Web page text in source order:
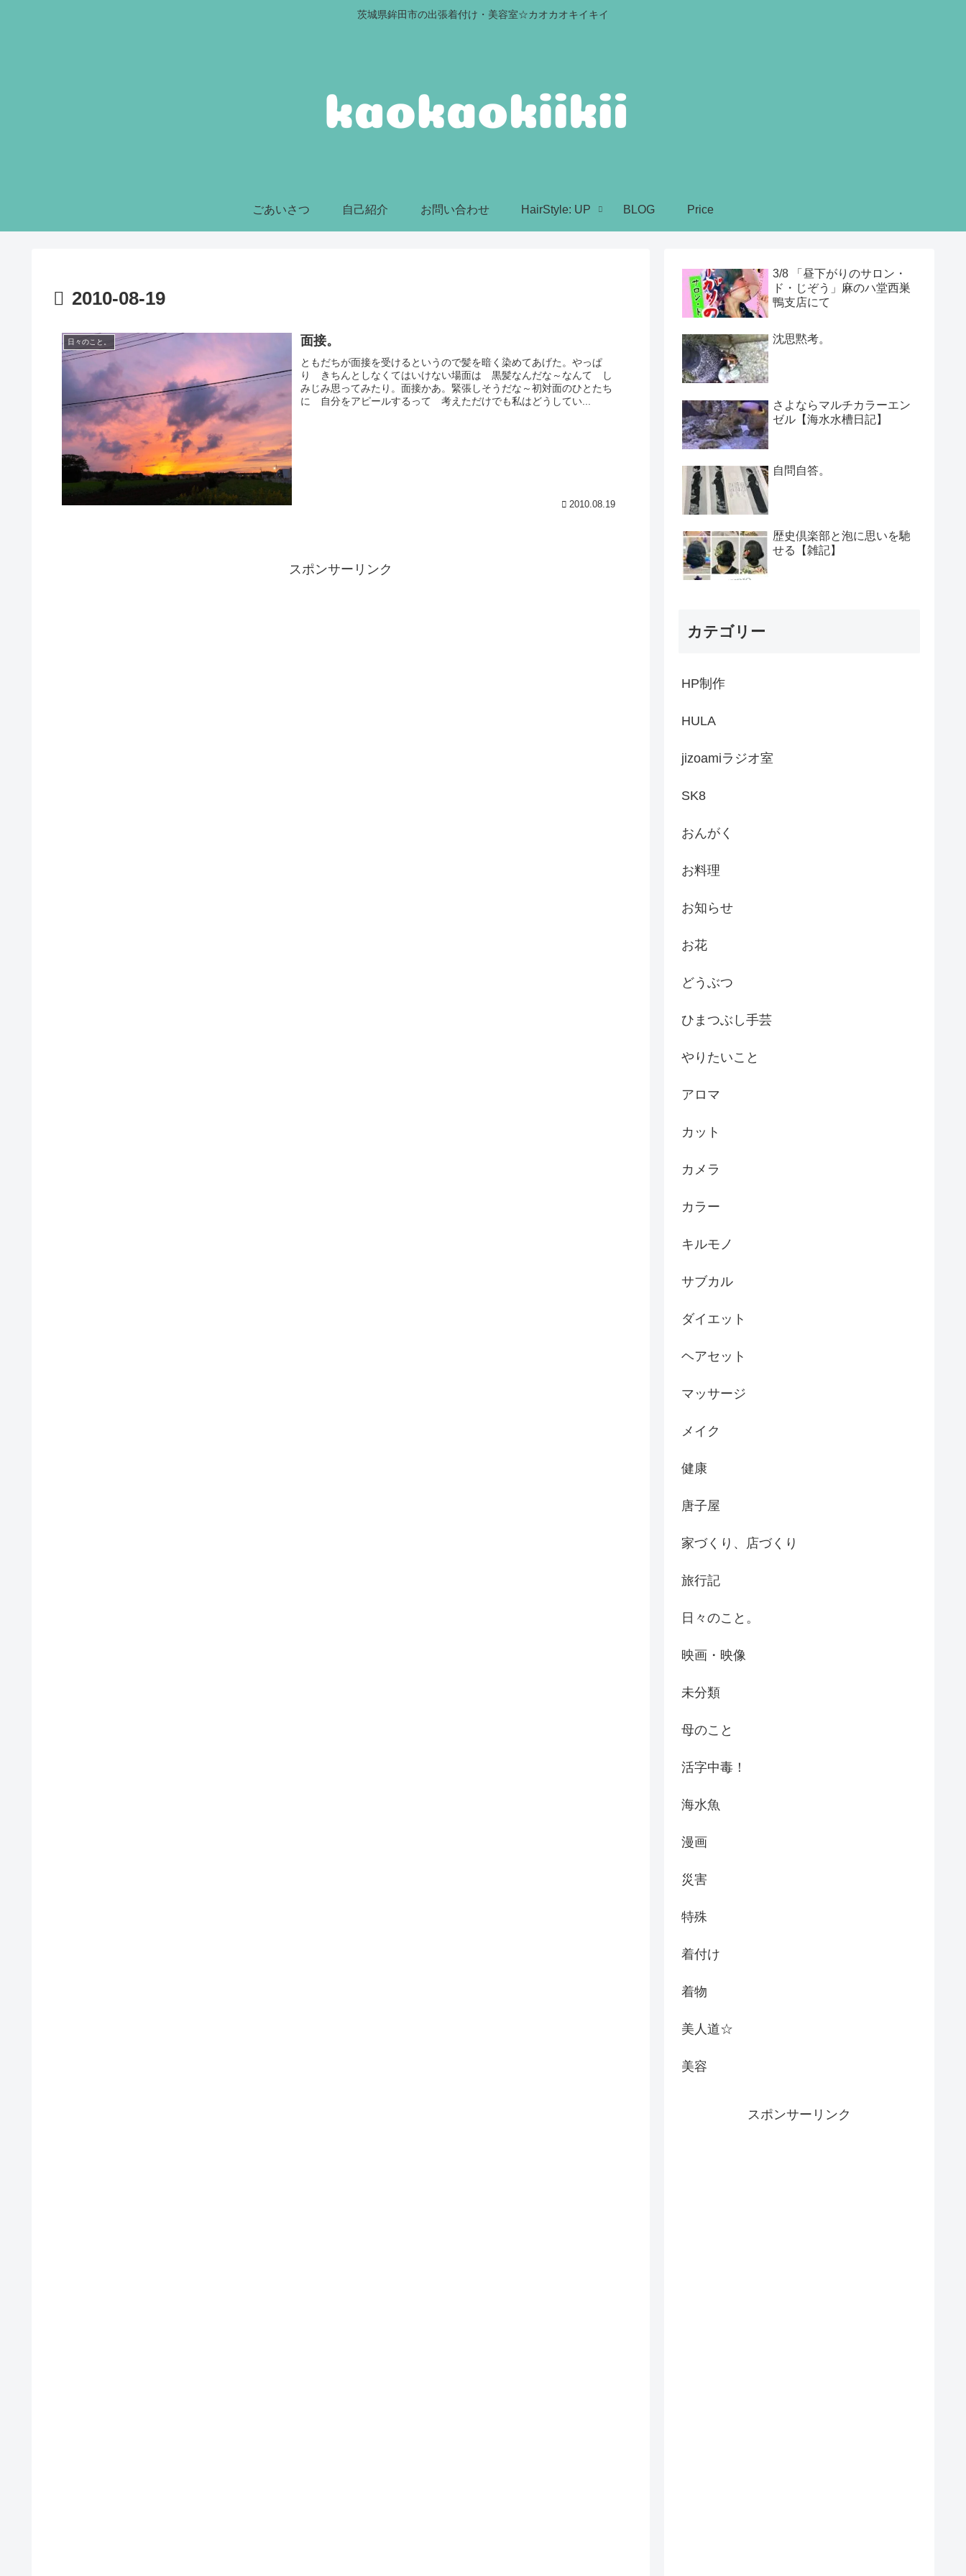
茨城県鉾田市の出張着付け・美容室☆カオカオキイキイ
ごあいさつ 自己紹介 お問い合わせ HairStyle: UP BLOG Price
2010-08-19
日々のこと。 面接。
ともだちが面接を受けるというので髪を暗く染めてあげた。やっぱ
り きちんとしなくてはいけない場面は 黒髪なんだな～なんて し
みじみ思ってみたり。面接かあ。緊張しそうだな～初対面のひとたち
に 自分をアピールするって 考えただけでも私はどうしてい...
2010.08.19
スポンサーリンク
3/8 「昼下がりのサロン・
ド・じぞう」麻のハ堂西巣
鴨支店にて
沈思黙考。
さよならマルチカラーエン
ゼル【海水水槽日記】
自問自答。
歴史倶楽部と泡に思いを馳
せる【雑記】
カテゴリー
HP制作
HULA
jizoamiラジオ室
SK8
おんがく
お料理
お知らせ
お花
どうぶつ
ひまつぶし手芸
やりたいこと
アロマ
カット
カメラ
カラー
キルモノ
サブカル
ダイエット
ヘアセット
マッサージ
メイク
健康
唐子屋
家づくり、店づくり
旅行記
日々のこと。
映画・映像
未分類
母のこと
活字中毒！
海水魚
漫画
災害
特殊
着付け
着物
美人道☆
美容
スポンサーリンク